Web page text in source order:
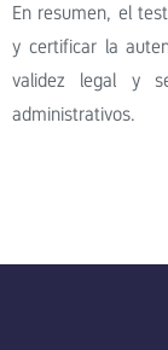
En resumen, el
y certificar la
validez legal y
administrativos.